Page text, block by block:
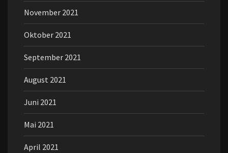
November 2021
Oktober 2021
September 2021
August 2021
Juni 2021
Mai 2021
April 2021